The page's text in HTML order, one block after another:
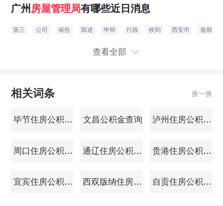
广州 房屋管理局有哪些近日消息
第三 公司 催告 陈述 申辩 行政 收到 西安市 逾期
查看全部
相关词条 换一换
毕节住房公积金查询 文昌公积金查询 泸州住房公积金查询
周口住房公积金查询 通辽住房公积金查询 贵港住房公积金查询
宜宾住房公积金查询 西双版纳住房公积金查询 自贡住房公积金查询